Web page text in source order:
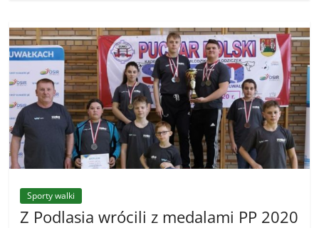
Sporty walki
Z Podlasia wrócili z medalami PP 2020